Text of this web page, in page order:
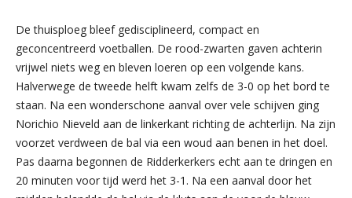
De thuisploeg bleef gedisciplineerd, compact en
geconcentreerd voetballen. De rood-zwarten gaven achterin
vrijwel niets weg en bleven loeren op een volgende kans.
Halverwege de tweede helft kwam zelfs de 3-0 op het bord te
staan. Na een wonderschone aanval over vele schijven ging
Norichio Nieveld aan de linkerkant richting de achterlijn. Na zijn
voorzet verdween de bal via een woud aan benen in het doel.
Pas daarna begonnen de Ridderkerkers echt aan te dringen en
20 minuten voor tijd werd het 3-1. Na een aanval door het